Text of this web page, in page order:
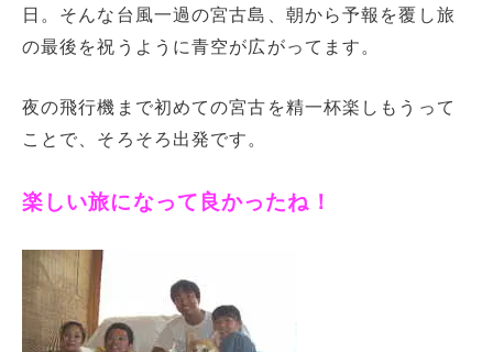
日。そんな台風一過の宮古島、朝から予報を覆し旅
の最後を祝うように青空が広がってます。
夜の飛行機まで初めての宮古を精一杯楽しもうって
ことで、そろそろ出発です。
楽しい旅になって良かったね！